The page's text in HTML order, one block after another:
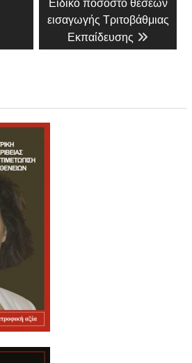
Next
post:
Ειδικό ποσοστό θέσεων
εισαγωγής Τριτοβάθμιας
Εκπαίδευσης